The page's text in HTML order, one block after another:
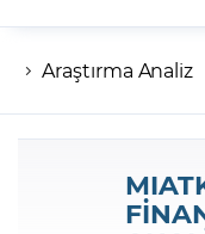
Hesap numaranız
Şifreniz
Araştırma Analiz